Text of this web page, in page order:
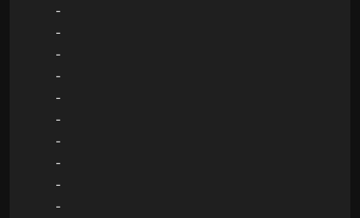
-
-
-
-
-
-
-
-
-
-